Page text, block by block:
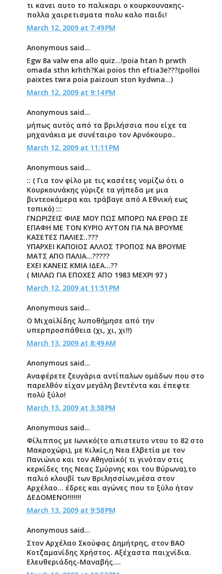
τι κανει αυτο το παλικαρι ο κουρκουνακης-
πολλα χαιρετισματα πολυ καλο παιδι!
March 12, 2009 at 7:49 PM
Anonymous said...
Egw 8a valw ena allo quiz...!poia htan h prwth
omada sthn krhth?Kai poios thn eftia3e???(polloi
paixtes twra poia paizoun ston kydwna...)
March 12, 2009 at 9:14 PM
Anonymous said...
μήπως αυτός από τα βριλήσσια που είχε τα
μηχανάκια με συνέταιρο τον Αρνόκουρο..
March 12, 2009 at 11:11 PM
Anonymous said...
:: ( Για τον φίλο με τις κασέτες νομίζω ότι ο
Κουρκουνάκης γύριζε τα γήπεδα με μια
βιντεοκάμερα και τράβαγε από Α Εθνική εως
τοπικό) :::
ΓΝΩΡΙΖΕΙΣ ΦΙΛΕ ΜΟΥ ΠΩΣ ΜΠΟΡΩ ΝΑ ΕΡΘΩ ΣΕ
ΕΠΑΦΗ ΜΕ ΤΟΝ ΚΥΡΙΟ ΑΥΤΟΝ ΓΙΑ ΝΑ ΒΡΟΥΜΕ
ΚΑΣΕΤΕΣ ΠΑΛΙΕΣ..???
ΥΠΑΡΧΕΙ ΚΑΠΟΙΟΣ ΑΛΛΟΣ ΤΡΟΠΟΣ ΝΑ ΒΡΟΥΜΕ
ΜΑΤΣ ΑΠΟ ΠΑΛΙΑ...?????
ΕΧΕΙ ΚΑΝΕΙΣ ΚΜΙΑ ΙΔΕΑ...??
( ΜΙΛΑΩ ΓΙΑ ΕΠΟΧΕΣ ΑΠΟ 1983 ΜΕΧΡΙ 97 )
March 12, 2009 at 11:51 PM
Anonymous said...
O Μιχαϊλίδης λυποθήμησε από την
υπερπροσπάθεια (χι, χι, χι!!)
March 13, 2009 at 8:49 AM
Anonymous said...
Aναφέρετε ζευγάρια αντίπαλων ομάδων που στο
παρελθόν είχαν μεγάλη βεντέντα και έπεφτε
πολύ ξύλο!
March 13, 2009 at 3:38 PM
Anonymous said...
Φίλιππος με Ιωνικό(το απιστευτο ντου το 82 στο
Μακροχώρι), με Κιλκίς,η Νεα Ελβετία με τον
Πανιώνιο και τον Αθηναϊκό( τι γινόταν στις
κερκίδες της Νεας Σμύρνης και του Βύρωνα),το
παλιό κλουβί των Βριλησσίων,μέσα στον
Αρχέλαο... έδρες και αγώνες που το ξύλο ήταν
ΔΕΔΟΜΕΝΟ!!!!!!!
March 13, 2009 at 9:58 PM
Anonymous said...
Στον Αρχέλαο Σκούφας Δημήτρης, στον ΒΑΟ
Κοτζαμανίδης Χρήστος. Αξέχαστα παιχνίδια.
Ελευθεριάδης-Μαναβής....